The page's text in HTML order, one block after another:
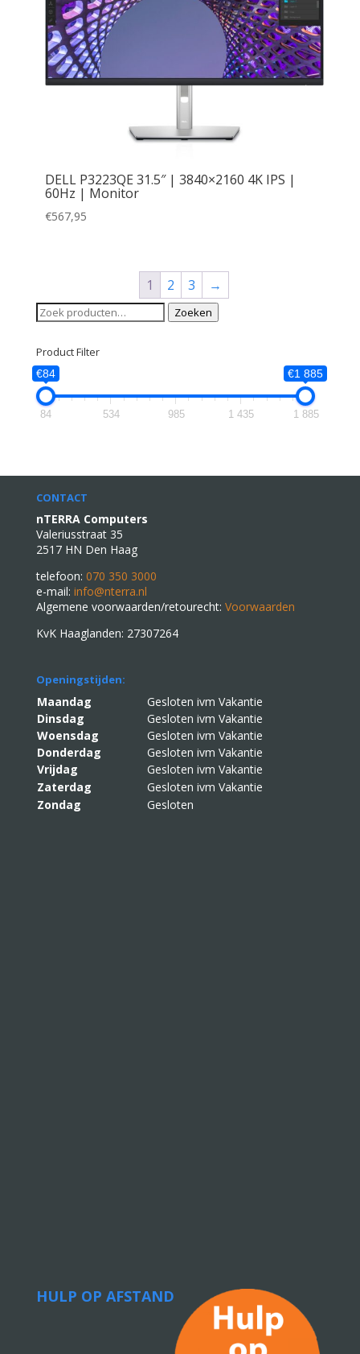
DELL P3223QE 31.5″ | 3840×2160 4K IPS |
60Hz | Monitor
€567,95
1 2 3
→
Zoeken
naar:
Zoeken
Product Filter
€84 €1 885
84 534 985 1 435 1 885
CONTACT
nTERRA Computers
Valeriusstraat 35
2517 HN Den Haag
telefoon: 070 350 3000
e-mail: info@nterra.nl
Algemene voorwaarden/retourecht: Voorwaarden
KvK Haaglanden: 27307264
Openingstijden:
Maandag
Gesloten ivm Vakantie
Dinsdag
Gesloten ivm Vakantie
Woensdag
Gesloten ivm Vakantie
Donderdag
Gesloten ivm Vakantie
Vrijdag
Gesloten ivm Vakantie
Zaterdag
Gesloten ivm Vakantie
Zondag
Gesloten
HULP OP AFSTAND